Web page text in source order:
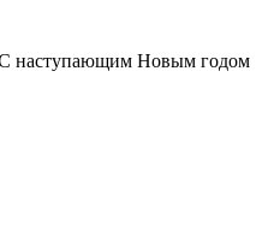
Новым годом